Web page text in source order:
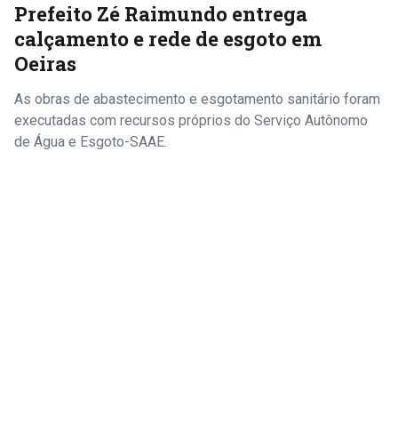
Prefeito Zé Raimundo entrega
calçamento e rede de esgoto em
Oeiras
As obras de abastecimento e esgotamento sanitário foram
executadas com recursos próprios do Serviço Autônomo
de Água e Esgoto-SAAE.